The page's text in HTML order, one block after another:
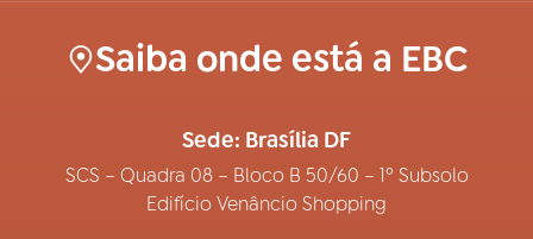
Saiba onde está a EBC
Sede: Brasília DF
SCS – Quadra 08 – Bloco B 50/60 – 1º Subsolo
Edifício Venâncio Shopping